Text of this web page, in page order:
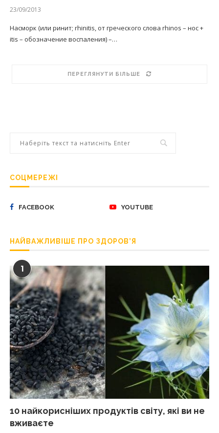
23/09/2013
Насморк (или ринит; rhinitis, от греческого слова rhinos – нос +
itis – обозначение воспаления) –…
ПЕРЕГЛЯНУТИ БІЛЬШЕ
СОЦМЕРЕЖІ
FACEBOOK YOUTUBE
НАЙВАЖЛИВІШЕ ПРО ЗДОРОВ’Я
1
10 найкорисніших продуктів світу, які ви не
вживаєте